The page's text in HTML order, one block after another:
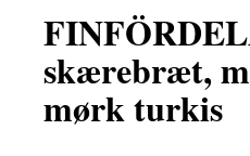
skærebræt,
mørk turkis